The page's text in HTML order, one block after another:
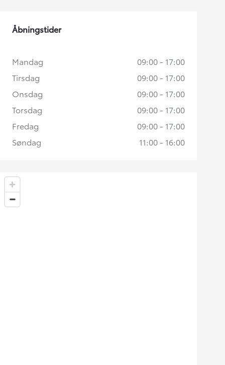
Åbningstider
Mandag
09:00 - 17:00
Tirsdag
09:00 - 17:00
Onsdag
09:00 - 17:00
Torsdag
09:00 - 17:00
Fredag
09:00 - 17:00
Søndag
11:00 - 16:00